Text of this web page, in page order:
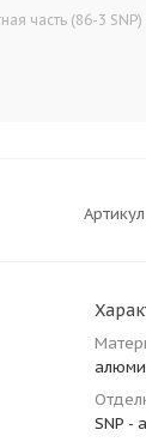
часть (86-3
SNP -